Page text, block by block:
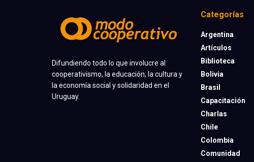
Difundiendo todo lo que involucre al
cooperativismo, la educación, la cultura y
la economía social y solidaridad en el
Uruguay.
Categorías
Argentina
Artículos
Biblioteca
Bolivia
Brasil
Capacitación
Charlas
Chile
Colombia
Comunidad